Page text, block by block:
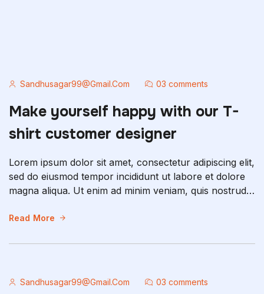
Sandhusagar99@gmail.com 03 comments
Make yourself happy with our T-
shirt customer designer
Lorem ipsum dolor sit amet, consectetur adipiscing elit,
sed do eiusmod tempor incididunt ut labore et dolore
magna aliqua. Ut enim ad minim veniam, quis nostrud
commodo consequat. Duis aute irure dolor in
fugiat nulla pariatur. Excepteur sint occaecat […]
Read More
Sandhusagar99@gmail.com 03 comments